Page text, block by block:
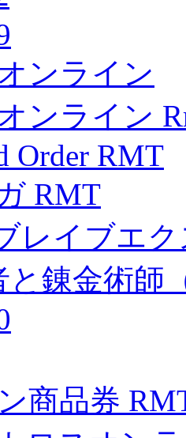
ンライン
ンライン
Order RMT
RMT
レイブエ
と錬金術師
商品券